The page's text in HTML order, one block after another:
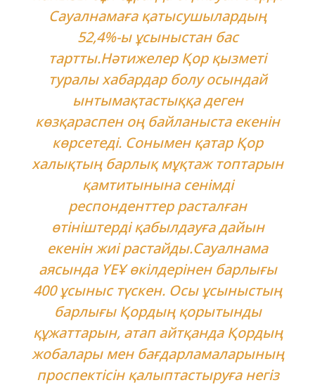
Сауалнамаға қатысушылардың
52,4%-ы ұсыныстан бас
тартты.Нәтижелер Қор қызметі
туралы хабардар болу осындай
ынтымақтастыққа деген
көзқараспен оң байланыста екенін
көрсетеді. Сонымен қатар Қор
халықтың барлық мұқтаж топтарын
қамтитынына сенімді
респонденттер расталған
өтініштерді қабылдауға дайын
екенін жиі растайды.Сауалнама
аясында ҮЕҰ өкілдерінен барлығы
400 ұсыныс түскен. Осы ұсыныстың
барлығы Қордың қорытынды
құжаттарын, атап айтқанда Қордың
жобалары мен бағдарламаларының
проспектісін қалыптастыруға негіз